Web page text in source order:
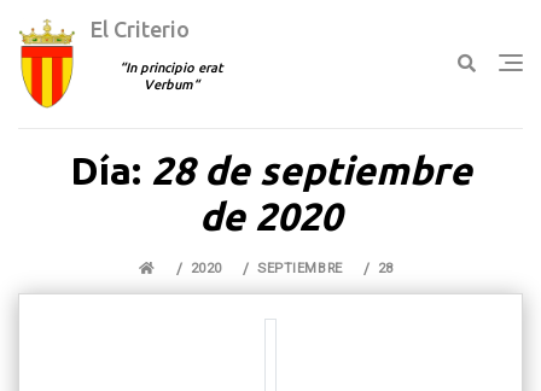
El Criterio
In principio erat
Verbum
Día: 28 de septiembre
de 2020
2020 SEPTIEMBRE 28